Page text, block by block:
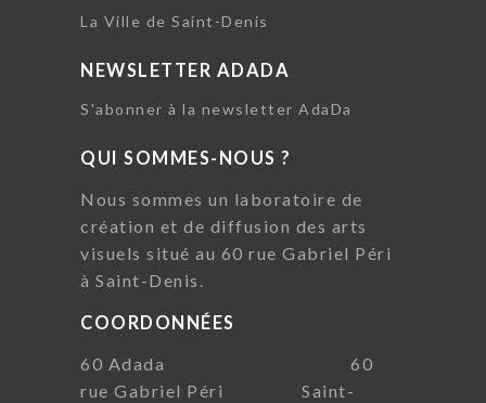
La Ville de Saint-Denis
NEWSLETTER ADADA
S'abonner à la newsletter AdaDa
QUI SOMMES-NOUS ?
Nous sommes un laboratoire de
création et de diffusion des arts
visuels situé au 60 rue Gabriel Péri
à Saint-Denis.
COORDONNÉES
60 Adada 60
rue Gabriel Péri Saint-